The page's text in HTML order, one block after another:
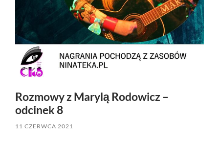
Rozmowy z Marylą Rodowicz –
odcinek 8
11 CZERWCA 2021